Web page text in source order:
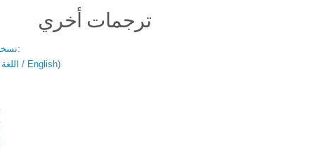
ترجمات أخري
نسخة باللغتين:
(اللغة العربية / English)